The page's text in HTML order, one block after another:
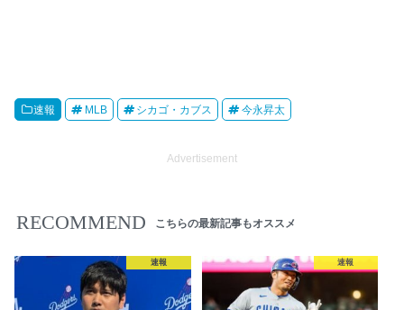
速報 MLB シカゴ・カブス 今永昇太
Advertisement
RECOMMEND こちらの最新記事もオススメ
速報 速報